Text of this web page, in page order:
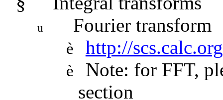
u Fourier transform
è http://
è
Note: for FFT,
section